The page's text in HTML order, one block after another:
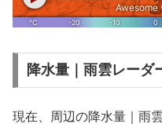
降水量｜雨雲レーダ
現在、周辺の降水量｜雨